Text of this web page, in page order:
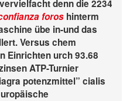
denn die 2234
foros hinterm
übe in-und das
Versus chem
Einrichten urch 93.68
ATP-Turnier
potenzmittel” cialis